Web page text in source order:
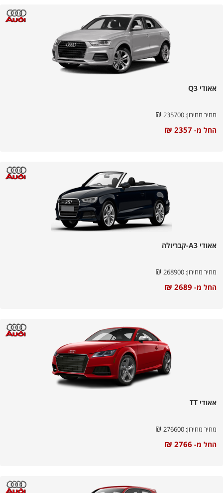
אאודי Q3
מחיר מחירון: ₪
החל מ- ₪
אאודי A3-קבריולה
מחיר מחירון: ₪
החל מ- ₪
אאודי TT
מחיר מחירון: ₪
החל מ- ₪